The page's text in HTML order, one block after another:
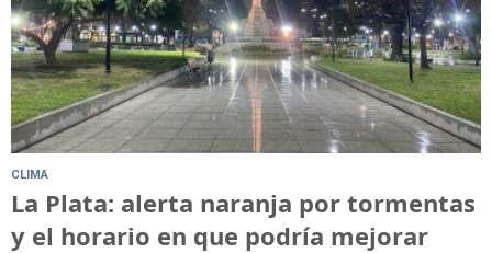
CLIMA
La Plata: alerta naranja por tormentas
y el horario en que podría mejorar